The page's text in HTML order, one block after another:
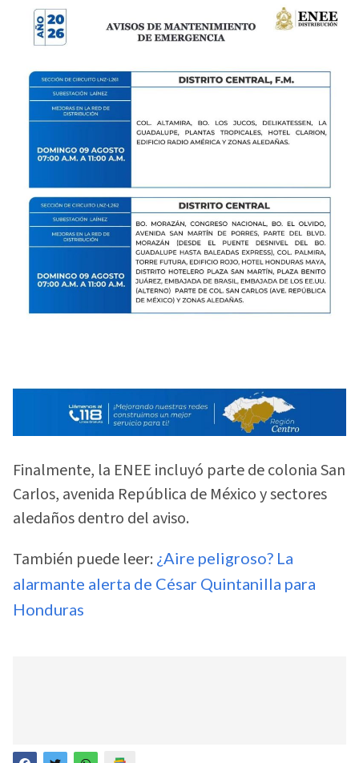
Finalmente, la ENEE incluyó parte de colonia San
Carlos, avenida República de México y sectores
aledaños dentro del aviso.
También puede leer: ¿Aire peligroso? La
alarmante alerta de César Quintanilla para
Honduras